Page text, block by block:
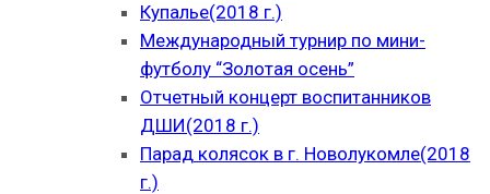
Купалье(2018 г.)
Международный турнир по мини-
футболу “Золотая осень”
Отчетный концерт воспитанников
ДШИ(2018 г.)
Парад колясок в г. Новолукомле(2018
г.)